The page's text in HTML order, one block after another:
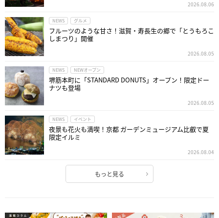
2026.08.06
NEWS グルメ
フルーツのような甘さ！滋賀・寿長生の郷で「とうもろこ
しまつり」開催
2026.08.05
NEWS NEWオープン
堺筋本町に「STANDARD DONUTS」オープン！限定ドー
ナツも登場
2026.08.05
NEWS イベント
夜景も花火も満喫！京都 ガーデンミュージアム比叡で夏
限定イルミ
2026.08.04
もっと見る